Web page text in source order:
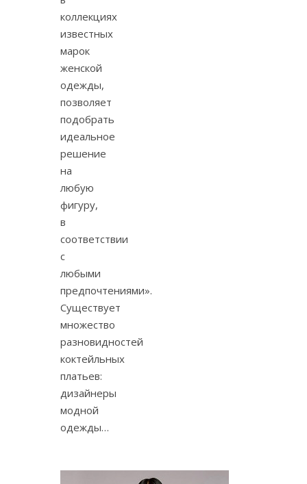
коллекциях
известных
марок
женской
одежды,
позволяет
подобрать
идеальное
решение
на
любую
фигуру,
в
соответствии
с
любыми
предпочтениями».
Существует
множество
разновидностей
коктейльных
платьев:
дизайнеры
модной
одежды…